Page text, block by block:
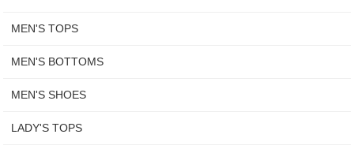
MEN'S TOPS
MEN'S BOTTOMS
MEN'S SHOES
LADY'S TOPS